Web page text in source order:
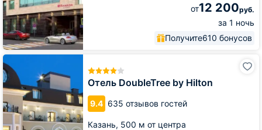
от12 200руб.
за 1 ночь
Получите610 бонусов
Отель DoubleTree by Hilton
9.4 635 отзывов гостей
Казань, 500 м от центра
Отель
DoubleTree
by
Hilton